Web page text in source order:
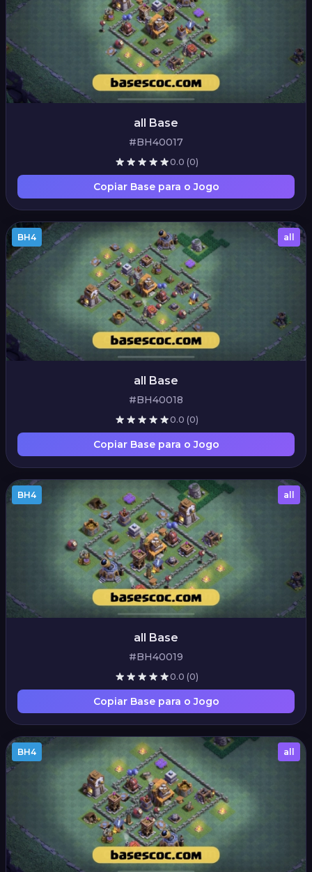
all Base
#BH40017
0.0 (0)
Copiar Base para o Jogo
BH4 all
all Base
#BH40018
0.0 (0)
Copiar Base para o Jogo
BH4 all
all Base
#BH40019
0.0 (0)
Copiar Base para o Jogo
BH4 all